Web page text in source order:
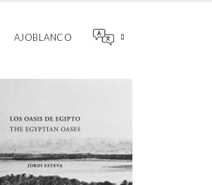
AJOBLANCO